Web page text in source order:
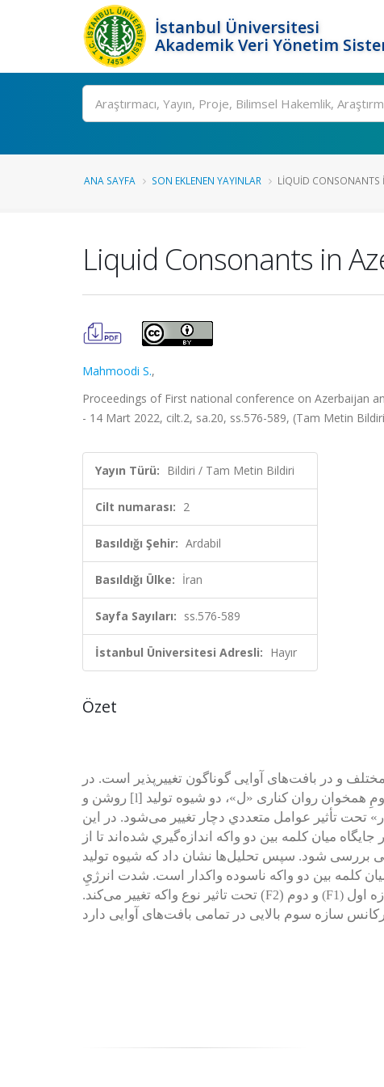
İstanbul Üniversitesi
Akademik Veri Yönetim
Ara
ANA SAYFA SON EKLENEN YAYINLAR LIQUID CONSONANTS
Liquid Consonants in
Mahmoodi S.,
Proceedings of First national conference on Azerbaijan
- 14 Mart 2022, cilt.2, sa.20, ss.576-589, (Tam Metin
Yayın Türü: Bildiri / Tam Metin Bildiri
Cilt numarası: 2
Basıldığı Şehir: Ardabil
Basıldığı Ülke: İran
Sayfa Sayıları: ss.576-589
İstanbul Üniversitesi Adresli: Hayır
Özet
و در بافت‌های آوایی گوناگون تغییرپذیر است. در
همخوان روان کناری «ل»، دو شیوه تولید [l
تحت تأثیر عوامل متعددي دچار تغییر می‌شود. در این
جایگاه میان کلمه بین دو واکه اندازه‌گیري شده‌اند تا از
بررسی شود. سپس تحلیل‌ها نشان داد که شیوه تولید
کلمه بین دو واکه ناسوده واکدار است. شدت انرژيِ
اول (F1) و دوم (F2) تحت تاثیر نوع واکه تغییر می‌کند.